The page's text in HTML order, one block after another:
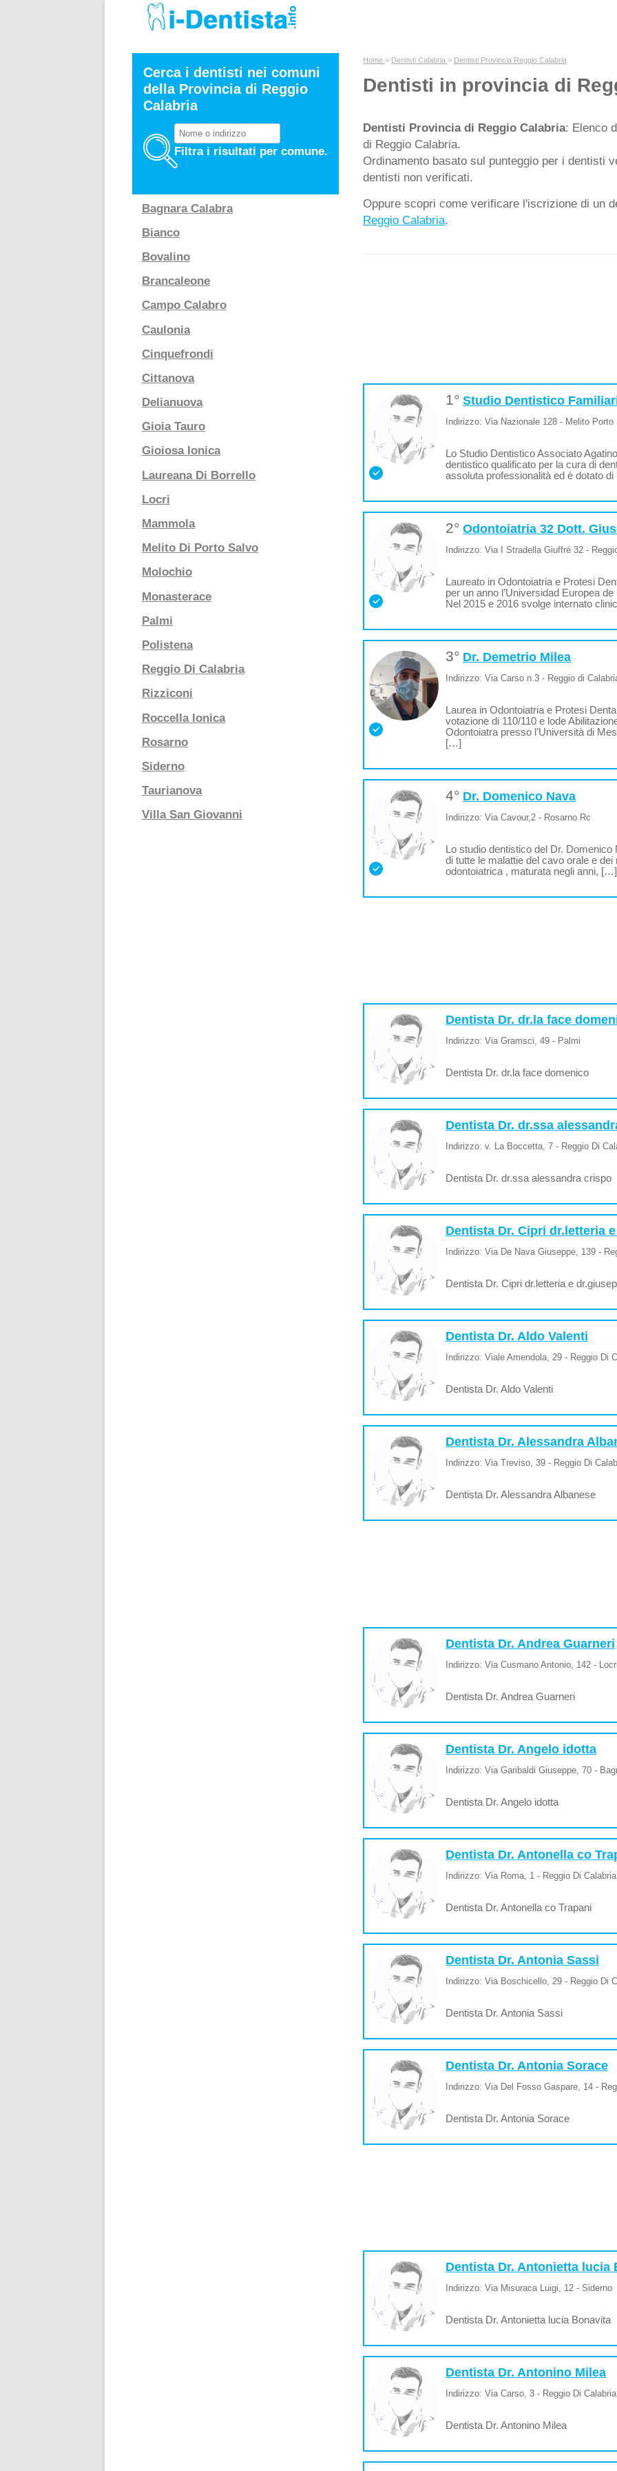
Home > Dentisti Calabria > Dentisti Provincia Reggio Calabria
Dentisti in provincia di
Dentisti Provincia di Reggio Calabria: Elenco
di Reggio Calabria.
Ordinamento basato sul punteggio per i dentisti
dentisti non verificati.
Oppure scopri come verificare l'iscrizione di un
Reggio Calabria.
1° Studio Dentistico
Indirizzo: Via Nazionale 128 - Melito Porto
Lo Studio Dentistico Associato
dentistico qualificato per la cura di
assoluta professionalità ed è dotato
2° Odontoiatria 32 Dott.
Indirizzo: Via I Stradella Giuffré 32 -
Laureato in Odontoiatria e Protesi
per un anno l’Universidad Europea
Nel 2015 e 2016 svolge internato
3° Dr. Demetrio Milea
Indirizzo: Via Carso n.3 - Reggio di
Laurea in Odontoiatria e Protesi
votazione di 110/110 e lode
Odontoiatra presso l’Università di
[…]
4° Dr. Domenico Nava
Indirizzo: Via Cavour,2 - Rosarno Rc
Lo studio dentistico del Dr.
di tutte le malattie del cavo orale e dei
odontoiatrica , maturata negli anni, […]
Dentista Dr. dr.la face
Indirizzo: Via Gramsci, 49 - Palmi
Dentista Dr. dr.la face domenico
Dentista Dr. dr.ssa
Indirizzo: v. La Boccetta, 7 - Reggio Di
Dentista Dr. dr.ssa alessandra crispo
Dentista Dr. Cipri dr.letteria
Indirizzo: Via De Nava Giuseppe, 139 -
Dentista Dr. Cipri dr.letteria e
Dentista Dr. Aldo Valenti
Indirizzo: Viale Amendola, 29 - Reggio Di
Dentista Dr. Aldo Valenti
Dentista Dr. Alessandra
Indirizzo: Via Treviso, 39 - Reggio Di
Dentista Dr. Alessandra Albanese
Dentista Dr. Andrea Guarneri
Indirizzo: Via Cusmano Antonio, 142 - Locri
Dentista Dr. Andrea Guarneri
Dentista Dr. Angelo idotta
Indirizzo: Via Garibaldi Giuseppe, 70 -
Dentista Dr. Angelo idotta
Dentista Dr. Antonella co
Indirizzo: Via Roma, 1 - Reggio Di Calabria
Dentista Dr. Antonella co Trapani
Dentista Dr. Antonia Sassi
Indirizzo: Via Boschicello, 29 - Reggio Di
Dentista Dr. Antonia Sassi
Dentista Dr. Antonia Sorace
Indirizzo: Via Del Fosso Gaspare, 14 -
Dentista Dr. Antonia Sorace
Dentista Dr. Antonietta lucia
Indirizzo: Via Misuraca Luigi, 12 - Siderno
Dentista Dr. Antonietta lucia Bonavita
Dentista Dr. Antonino Milea
Indirizzo: Via Carso, 3 - Reggio Di Calabria
Dentista Dr. Antonino Milea
Cerca i dentisti nei comuni
della Provincia di Reggio
Calabria
Filtra i risultati per comune.
Bagnara Calabra
Bianco
Bovalino
Brancaleone
Campo Calabro
Caulonia
Cinquefrondi
Cittanova
Delianuova
Gioia Tauro
Gioiosa Ionica
Laureana Di Borrello
Locri
Mammola
Melito Di Porto Salvo
Molochio
Monasterace
Palmi
Polistena
Reggio Di Calabria
Rizziconi
Roccella Ionica
Rosarno
Siderno
Taurianova
Villa San Giovanni